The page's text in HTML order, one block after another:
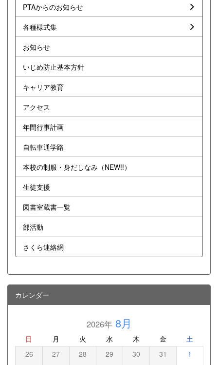
PTAからのお知らせ
各種様式集
お知らせ
いじめ防止基本方針
キャリア教育
アクセス
年間行事計画
自転車通学路
本校の制服・身だしなみ（NEW!!）
生徒支援
図書室蔵書一覧
部活動
さくら連絡網
カレンダー
2026年8月
日 月 火 水 木 金 土
26 27 28 29 30 31 1